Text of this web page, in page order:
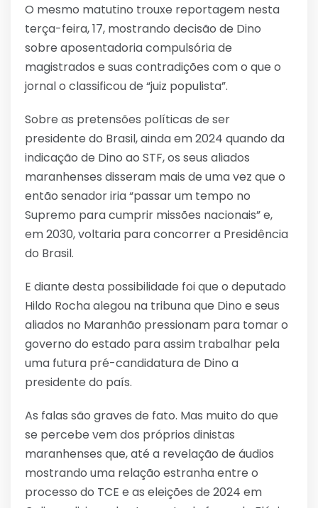
O mesmo matutino trouxe reportagem nesta
terça-feira, 17, mostrando decisão de Dino
sobre aposentadoria compulsória de
magistrados e suas contradições com o que o
jornal o classificou de “juiz populista”.
Sobre as pretensões políticas de ser
presidente do Brasil, ainda em 2024 quando da
indicação de Dino ao STF, os seus aliados
maranhenses disseram mais de uma vez que o
então senador iria “passar um tempo no
Supremo para cumprir missões nacionais” e,
em 2030, voltaria para concorrer a Presidência
do Brasil.
E diante desta possibilidade foi que o deputado
Hildo Rocha alegou na tribuna que Dino e seus
aliados no Maranhão pressionam para tomar o
governo do estado para assim trabalhar pela
uma futura pré-candidatura de Dino a
presidente do país.
As falas são graves de fato. Mas muito do que
se percebe vem dos próprios dinistas
maranhenses que, até a revelação de áudios
mostrando uma relação estranha entre o
processo do TCE e as eleições de 2024 em